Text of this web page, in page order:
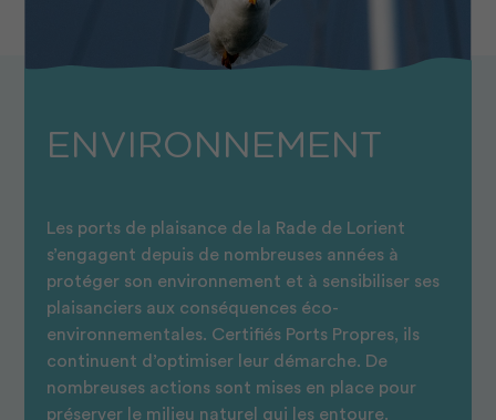
ENVIRONNEMENT
Les ports de plaisance de la Rade de Lorient
s’engagent depuis de nombreuses années à
protéger son environnement et à sensibiliser ses
plaisanciers aux conséquences éco-
environnementales. Certifiés Ports Propres, ils
continuent d’optimiser leur démarche. De
nombreuses actions sont mises en place pour
préserver le milieu naturel qui les entoure.